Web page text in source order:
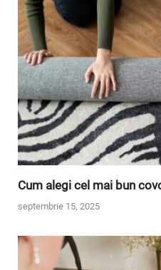
Cum alegi cel mai bun
septembrie 15, 2025